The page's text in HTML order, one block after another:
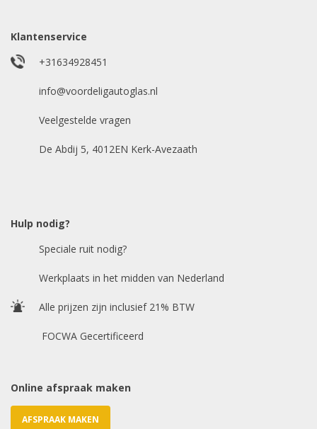
Uw merk auto
Bouwjaar
E-mailadres *
Klantenservice
+31634928451
info@voordeligautoglas.nl
Veelgestelde vragen
De Abdij 5, 4012EN Kerk-Avezaath
Hulp nodig?
Speciale ruit nodig?
Werkplaats in het midden van Nederland
Alle prijzen zijn inclusief 21% BTW
FOCWA Gecertificeerd
Online afspraak maken
AFSPRAAK MAKEN